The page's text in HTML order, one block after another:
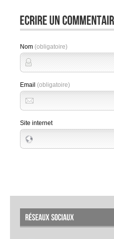
Nom (obligatoire)
Email (obligatoire)
Site internet